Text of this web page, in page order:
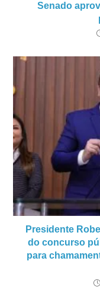
Senado
Presidente
do concurso
para